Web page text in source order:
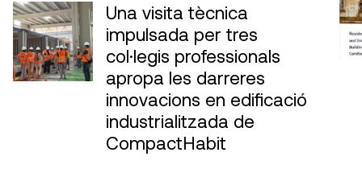
Una visita tècnica
impulsada per tres
col·legis professionals
apropa les darreres
innovacions en edificació
industrialitzada de
CompactHabit